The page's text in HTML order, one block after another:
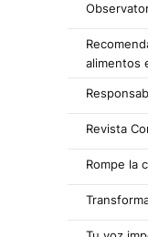
alimentos
Revista
Rompe la